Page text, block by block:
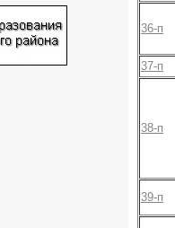
36-п
37-п
38-п
39-п